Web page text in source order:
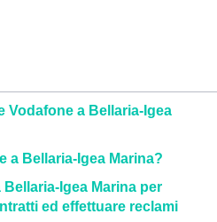
Vodafone a Bellaria-Igea
a Bellaria-Igea Marina?
Igea Marina per
ed effettuare reclami